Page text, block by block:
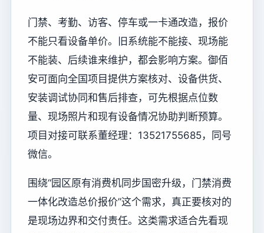
门禁、考勤、访客、停车或一卡通改造，报价
不能只看设备单价。旧系统能不能接、现场能
不能装、后续谁来维护，都会影响方案。御佰
安可面向全国项目提供方案核对、设备供货、
安装调试协同和售后排查，可先根据点位数
量、现场照片和现有设备情况协助判断预算。
项目对接可联系董经理：13521755685，同号
微信。
围绕“园区原有消费机同步国密升级，门禁消费
一体化改造总价报价”这个需求，真正要核对的
是现场边界和交付责任。这类需求适合先看现